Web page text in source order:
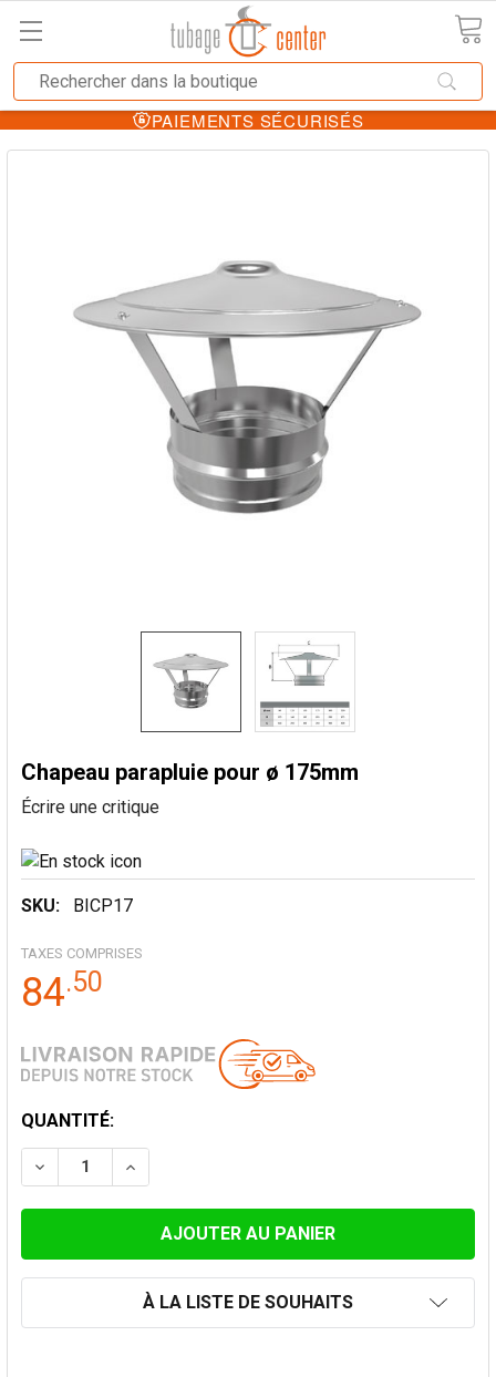
PAIEMENTS SÉCURISÉS
Chapeau parapluie pour ø 175mm
Écrire une critique
SKU: BICP17
TAXES COMPRISES
84.50
STOCK
ACTUEL:
QUANTITÉ:
DIMINUER LA QUANTITÉ DE CHAPEAU PARAPLUIE
AUGMENTER LA QUANTITÉ DE CHAPEAU
À LA LISTE DE SOUHAITS